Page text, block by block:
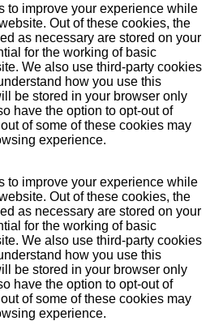
to improve your experience while
Out of these cookies, the
as necessary are stored on your
for the working of basic
We also use third-party cookies
how you use this
be stored in your browser only
have the option to opt-out of
of some of these cookies may
experience.
to improve your experience while
Out of these cookies, the
as necessary are stored on your
for the working of basic
We also use third-party cookies
how you use this
be stored in your browser only
have the option to opt-out of
of some of these cookies may
experience.